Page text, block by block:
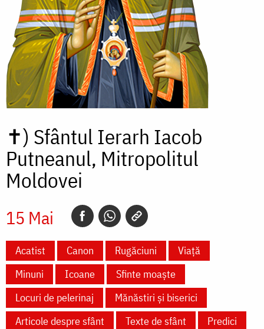
✝) Sfântul Ierarh Iacob
Putneanul, Mitropolitul
Moldovei
15 Mai
Acatist Canon Rugăciuni
Viață
Minuni
Icoane
Sfinte moaște
Locuri de pelerinaj
Mănăstiri și biserici
Articole despre sfânt
Texte de sfânt
Predici